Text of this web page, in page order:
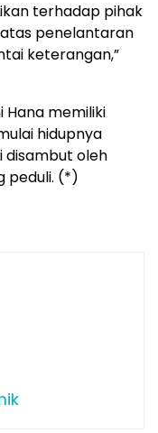
terhadap pihak
penelantaran
keterangan,”
Hana memiliki
hidupnya
disambut oleh
peduli. (*)